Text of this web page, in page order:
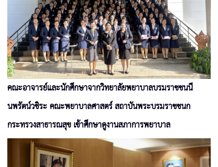
คณะอาจารย์และนักศึกษาจากวิทยาลัยพยาบาลบรมราชชนนี
นพรัตน์วชิระ คณะพยาบาลศาสตร์ สถาบันพระบรมราชชนก
กระทรวงสาธารณสุข เข้าศึกษาดูงานสภาการพยาบาล